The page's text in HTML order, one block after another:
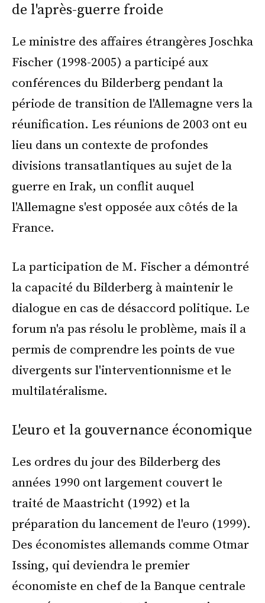
de l'après-guerre froide
Le ministre des affaires étrangères Joschka
Fischer (1998-2005) a participé aux
conférences du Bilderberg pendant la
période de transition de l'Allemagne vers la
réunification. Les réunions de 2003 ont eu
lieu dans un contexte de profondes
divisions transatlantiques au sujet de la
guerre en Irak, un conflit auquel
l'Allemagne s'est opposée aux côtés de la
France.
La participation de M. Fischer a démontré
la capacité du Bilderberg à maintenir le
dialogue en cas de désaccord politique. Le
forum n'a pas résolu le problème, mais il a
permis de comprendre les points de vue
divergents sur l'interventionnisme et le
multilatéralisme.
L'euro et la gouvernance économique
Les ordres du jour des Bilderberg des
années 1990 ont largement couvert le
traité de Maastricht (1992) et la
préparation du lancement de l'euro (1999).
Des économistes allemands comme Otmar
Issing, qui deviendra le premier
économiste en chef de la Banque centrale